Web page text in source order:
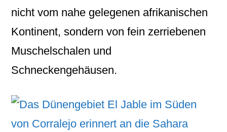
nicht vom nahe gelegenen afrikanischen
Kontinent, sondern von fein zerriebenen
Muschelschalen und
Schneckengehäusen.